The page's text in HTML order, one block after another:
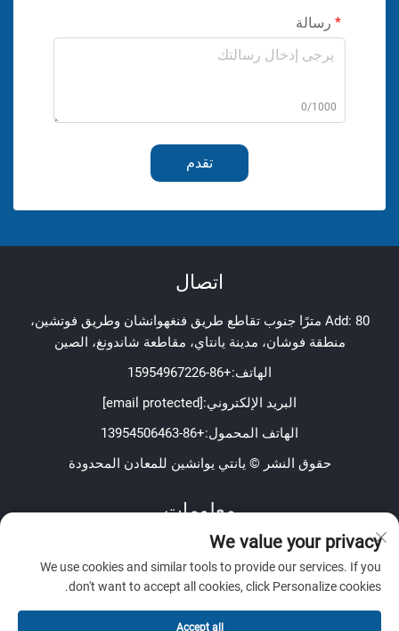
رسالة
0/1000
تقدم
اتصال
Add: 80 مترًا جنوب تقاطع طريق فنغهوانشان وطريق فوتشين،
منطقة فوشان، مدينة يانتاي، مقاطعة شاندونغ، الصين
الهاتف:+86-15954967226
البريد الإلكتروني:
الهاتف المحمول:+86-13954506463
حقوق النشر © يانتي يوانشين للمعادن المحدودة
معلومات
اشترك لتلقي نشرتنا الإخبارية الأسبوعية
We value your privacy
We use cookies and similar tools to provide our services. If you
don't want to accept all cookies, click Personalize cookies.
Accept all